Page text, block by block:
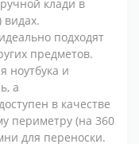
клади в
подходят
предметов.
ноутбука и
а
в качестве
периметру (на 360
для переноски.